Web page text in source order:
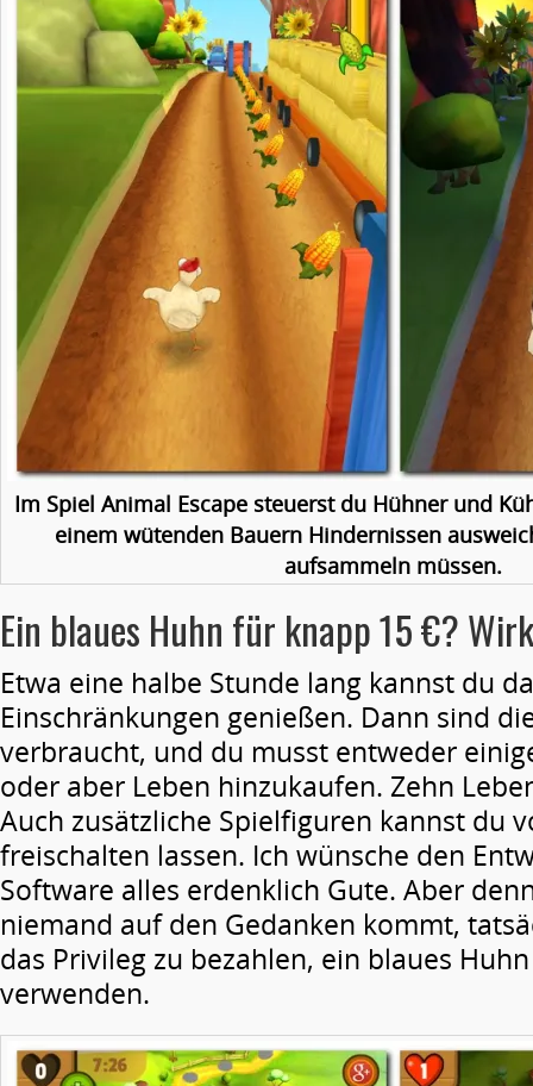
Im Spiel Animal Escape steuerst du Hühner und
einem wütenden Bauern Hindernissen
aufsammeln müssen.
Ein blaues Huhn für knapp 15 €?
Etwa eine halbe Stunde lang kannst du
Einschränkungen genießen. Dann sind
verbraucht, und du musst entweder
oder aber Leben hinzukaufen. Zehn
Auch zusätzliche Spielfiguren kannst du
freischalten lassen. Ich wünsche den
Software alles erdenklich Gute. Aber
niemand auf den Gedanken kommt,
das Privileg zu bezahlen, ein blaues
verwenden.